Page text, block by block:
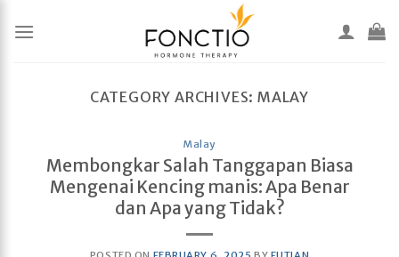
CATEGORY ARCHIVES:MALAY
Malay
Membongkar Salah Tanggapan Biasa
Mengenai Kencing manis: Apa Benar
dan Apa yang Tidak?